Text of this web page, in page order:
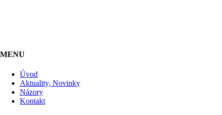
MENU
Úvod
Aktuality, Novinky
Názory
Kontakt